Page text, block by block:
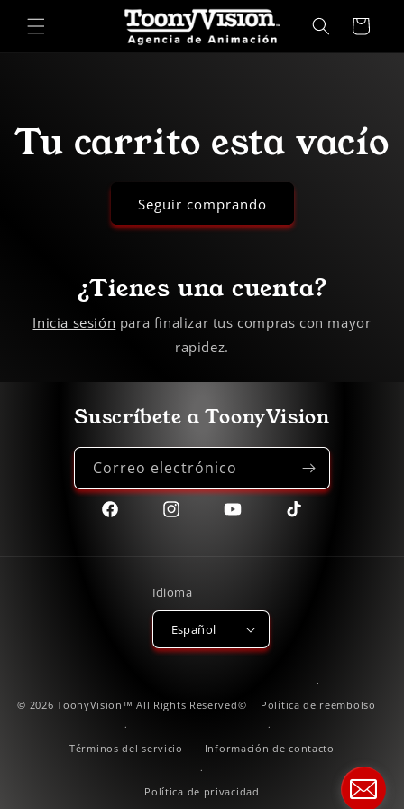
directamente
al contenido
Carrito
Tu carrito esta vacío
Seguir comprando
¿Tienes una cuenta?
Inicia sesión para finalizar tus compras con mayor
rapidez.
Suscríbete a ToonyVision
Correo electrónico
Facebook InstagramYouTube TikTok
Idioma
Español
© 2026 ToonyVision™ All Rights Reserved© Política de reembolso
Términos del servicio Información de contacto
Política de privacidad